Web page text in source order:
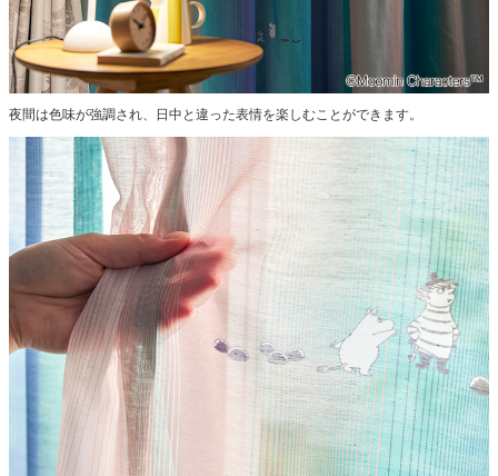
夜間は色味が強調され、日中と違った表情を楽しむことができます。